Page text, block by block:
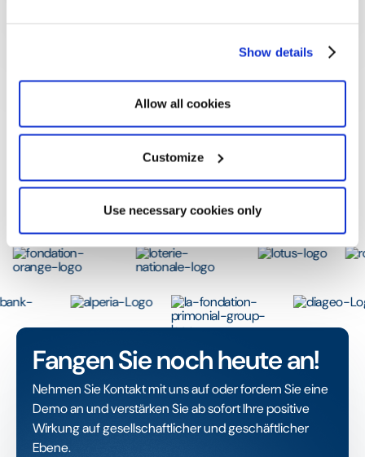
Show details
Allow all cookies
Customize
Use necessary cookies only
Rafaël Binggeli
CEO, Sponsorize
Fangen Sie noch heute an!
Nehmen Sie Kontakt mit uns auf oder fordern Sie eine
Demo an und verstärken Sie ab sofort Ihre positive
Wirkung auf gesellschaftlicher und geschäftlicher
Ebene.